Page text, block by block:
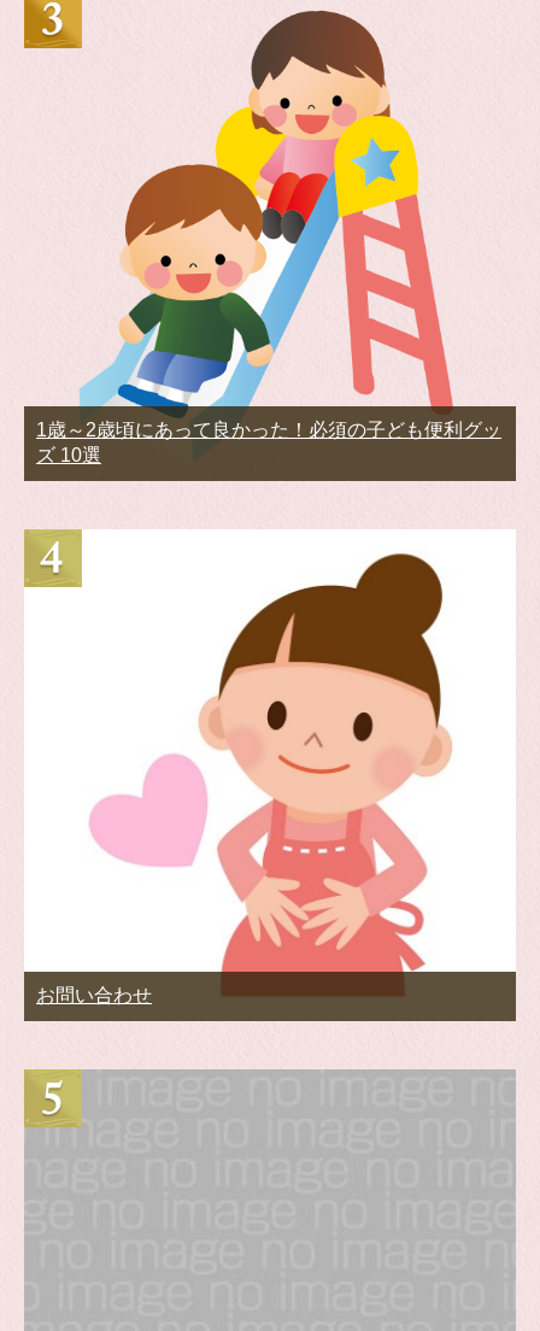
1歳～2歳頃にあって良かった！必須の子ども便利グッ
ズ 10選
お問い合わせ